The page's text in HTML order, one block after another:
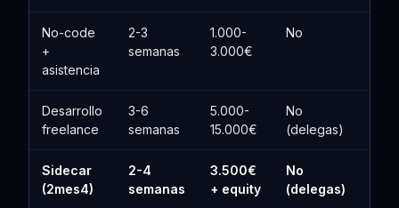
No-code
+
asistencia
2-3
semanas
1.000-
3.000€
No
Desarrollo
freelance
3-6
semanas
5.000-
15.000€
No
(delegas)
Sidecar
(2mes4)
2-4
semanas
3.500€
+ equity
No
(delegas)